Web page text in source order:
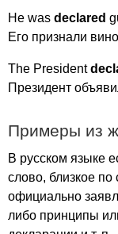
He was declared
Его признали
The President
Президент
Примеры из
В русском языке
слово, близкое
официально
либо принципы